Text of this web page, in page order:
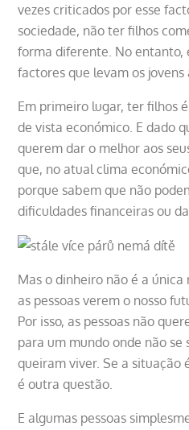
vezes criticados por esse
sociedade, não ter filhos
forma diferente. No entanto,
factores que levam os jovens
Em primeiro lugar, ter filhos
de vista económico. E dado
querem dar o melhor aos
que, no atual clima
porque sabem que não
dificuldades financeiras ou
Mas o dinheiro não é a
as pessoas verem o nosso
Por isso, as pessoas não
para um mundo onde não se
queiram viver. Se a situação
é outra questão.
E algumas pessoas